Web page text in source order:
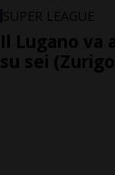
SUPER LEAGUE
Il Lugano va
su sei